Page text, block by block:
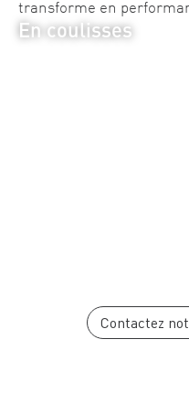
En coulisses
transforme en
Contactez